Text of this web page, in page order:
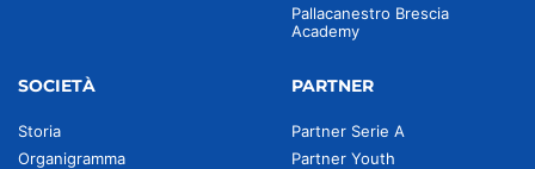
Pallacanestro Brescia
Academy
SOCIETÀ
Storia
Organigramma
PARTNER
Partner Serie A
Partner Youth